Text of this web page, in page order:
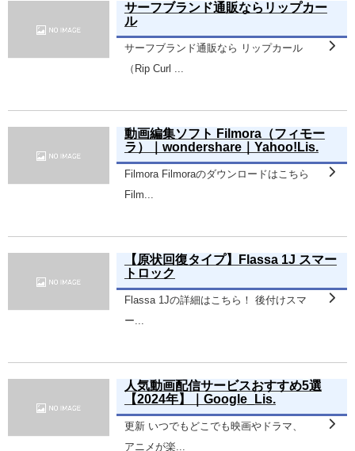
サーフブランド通販ならリップカー
ル
サーフブランド通販なら リップカール
（Rip Curl ...
動画編集ソフト Filmora（フィモー
ラ）｜wondershare｜Yahoo!Lis.
Filmora Filmoraのダウンロードはこちら
Film...
【原状回復タイプ】Flassa 1J スマー
トロック
Flassa 1Jの詳細はこちら！ 後付けスマ
ー...
人気動画配信サービスおすすめ5選
【2024年】｜Google_Lis.
更新 いつでもどこでも映画やドラマ、
アニメが楽...